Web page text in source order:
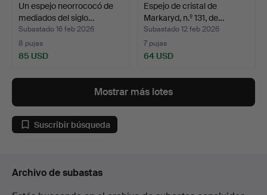
Un espejo neorrococó de
mediados del siglo…
Subastado 16 feb 2026
8 pujas
85 USD
Espejo de cristal de
Markaryd, n.º 131, de…
Subastado 12 feb 2026
7 pujas
64 USD
Mostrar más lotes
Suscribir búsqueda
Archivo de subastas